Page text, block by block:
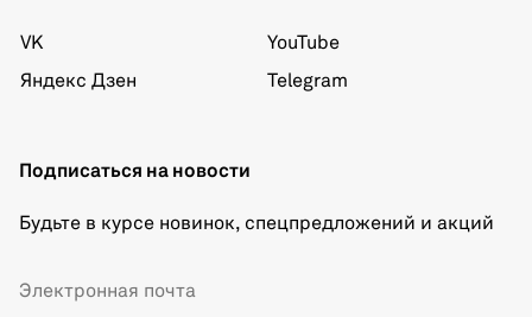
VK
Яндекс Дзен
YouTube
Telegram
Подписаться на новости
Будьте в курсе новинок, спецпредложений и акций